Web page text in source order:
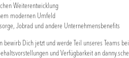
Weiterentwicklung
modernen Umfeld
Jobrad und andere Unternehmensbenefits
bewirb Dich jetzt und werde Teil unseres Teams
und Verfügbarkeit an